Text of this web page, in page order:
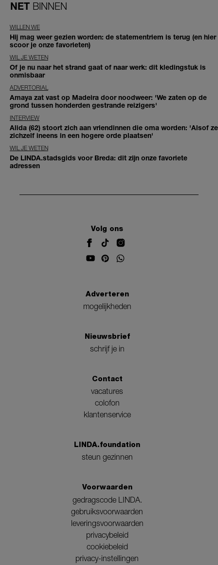
NET BINNEN
WILLEN WE
Hij mag weer gezien worden: de statementriem is terug (en hier
scoor je onze favorieten)
WIL JE WETEN
Of je nu naar het strand gaat of naar werk: dit kledingstuk is
onmisbaar
ADVERTORIAL
Amaya zat vast op Madeira door noodweer: 'We zaten op de
grond tussen honderden gestrande reizigers'
INTERVIEW
Alida (62) stoort zich aan vriendinnen die oma worden: 'Alsof ze
zichzelf ineens in een hogere orde plaatsen'
WIL JE WETEN
De LINDA.stadsgids voor Breda: dit zijn onze favoriete
adressen
Volg ons
Adverteren
mogelijkheden
Nieuwsbrief
schrijf je in
Contact
vacatures
colofon
klantenservice
LINDA.foundation
steun gezinnen
Voorwaarden
gedragscode LINDA.
gebruiksvoorwaarden
leveringsvoorwaarden
privacybeleid
cookiebeleid
privacy-instellingen